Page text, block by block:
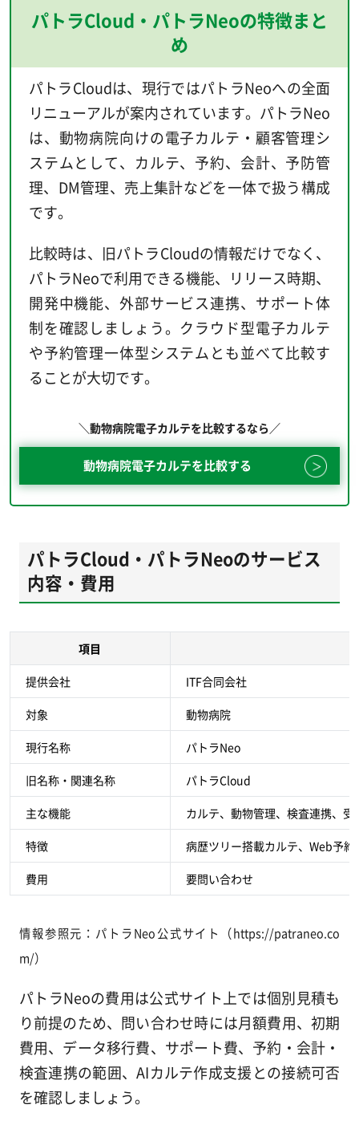
パトラCloud・パトラNeoの特徴まと
め
パトラCloudは、現行ではパトラNeoへの全面
リニューアルが案内されています。パトラNeo
は、動物病院向けの電子カルテ・顧客管理シ
ステムとして、カルテ、予約、会計、予防管
理、DM管理、売上集計などを一体で扱う構成
です。
比較時は、旧パトラCloudの情報だけでなく、
パトラNeoで利用できる機能、リリース時期、
開発中機能、外部サービス連携、サポート体
制を確認しましょう。クラウド型電子カルテ
や予約管理一体型システムとも並べて比較す
ることが大切です。
＼動物病院電子カルテを比較するなら／
動物病院電子カルテを比較する
パトラCloud・パトラNeoのサービス
内容・費用
項目
提供会社 ITF合同会社
対象 動物病院
現行名称 パトラNeo
旧名称・関連名称 パトラCloud
主な機能 カルテ、動物管理、検査連携、
特徴 病歴ツリー搭載カルテ、Web予
費用 要問い合わせ
情報参照元：パトラNeo公式サイト（https://patraneo.co
m/）
パトラNeoの費用は公式サイト上では個別見積も
り前提のため、問い合わせ時には月額費用、初期
費用、データ移行費、サポート費、予約・会計・
検査連携の範囲、AIカルテ作成支援との接続可否
を確認しましょう。